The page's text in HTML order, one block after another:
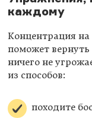
каждому
Концентрация на
поможет
ничего не
из способов:
походите